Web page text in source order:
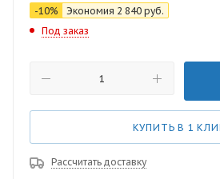
-10% Экономия 2 840 руб.
Под заказ
КУПИТЬ В 1
Рассчитать доставку